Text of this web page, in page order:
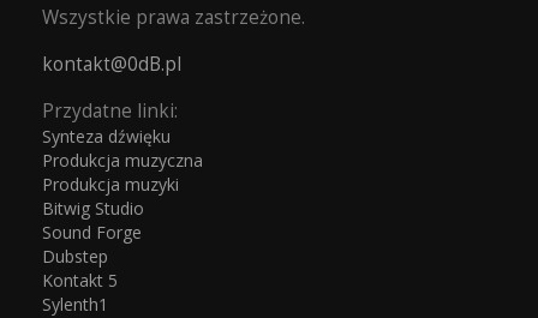
Wszystkie prawa zastrzeżone.
kontakt@0dB.pl
Przydatne linki:
Synteza dźwięku
Produkcja muzyczna
Produkcja muzyki
Bitwig Studio
Sound Forge
Dubstep
Kontakt 5
Sylenth1